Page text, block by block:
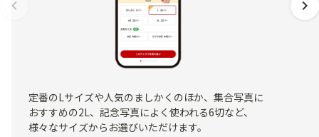
定番のLサイズや人気のましかくのほか、集合写真に
おすすめの2L、記念写真によく使われる6切など、
様々なサイズからお選びいただけます。